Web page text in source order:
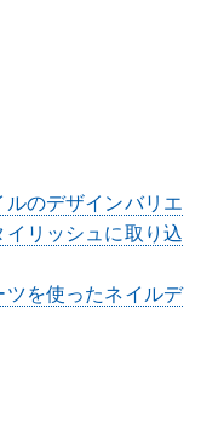
のデザインバリエ
イリッシュに取り込
を使ったネイルデ